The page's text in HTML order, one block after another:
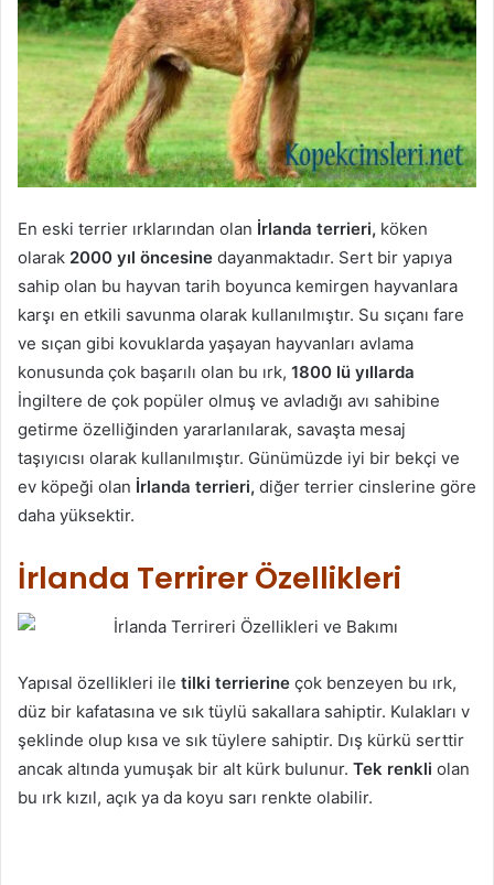
En eski terrier ırklarından olan İrlanda terrieri, köken
olarak 2000 yıl öncesine dayanmaktadır. Sert bir yapıya
sahip olan bu hayvan tarih boyunca kemirgen hayvanlara
karşı en etkili savunma olarak kullanılmıştır. Su sıçanı fare
ve sıçan gibi kovuklarda yaşayan hayvanları avlama
konusunda çok başarılı olan bu ırk, 1800 lü yıllarda
İngiltere de çok popüler olmuş ve avladığı avı sahibine
getirme özelliğinden yararlanılarak, savaşta mesaj
taşıyıcısı olarak kullanılmıştır. Günümüzde iyi bir bekçi ve
ev köpeği olan İrlanda terrieri, diğer terrier cinslerine göre
daha yüksektir.
İrlanda Terrirer Özellikleri
Yapısal özellikleri ile tilki terrierine çok benzeyen bu ırk,
düz bir kafatasına ve sık tüylü sakallara sahiptir. Kulakları v
şeklinde olup kısa ve sık tüylere sahiptir. Dış kürkü serttir
ancak altında yumuşak bir alt kürk bulunur. Tek renkli olan
bu ırk kızıl, açık ya da koyu sarı renkte olabilir.